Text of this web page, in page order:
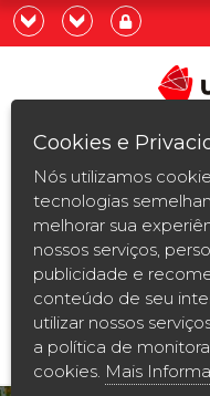
Pós-
2ª
Já
Cookies e
Nós utilizamos
tecnologias
melhorar sua
nossos serviços,
publicidade e
conteúdo de seu
utilizar nossos
a política de
cookies. Mais